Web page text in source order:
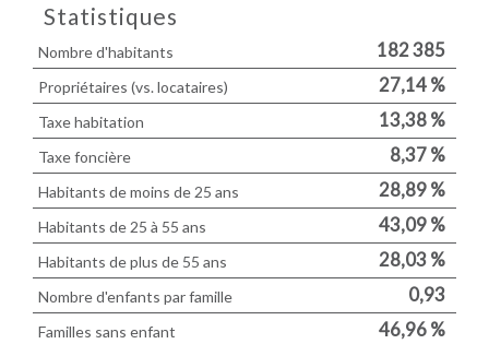
Statistiques
Nombre d'habitants 182 385
Propriétaires (vs. locataires) 27,14 %
Taxe habitation 13,38 %
Taxe foncière 8,37 %
Habitants de moins de 25 ans 28,89 %
Habitants de 25 à 55 ans 43,09 %
Habitants de plus de 55 ans 28,03 %
Nombre d'enfants par famille 0,93
Familles sans enfant 46,96 %